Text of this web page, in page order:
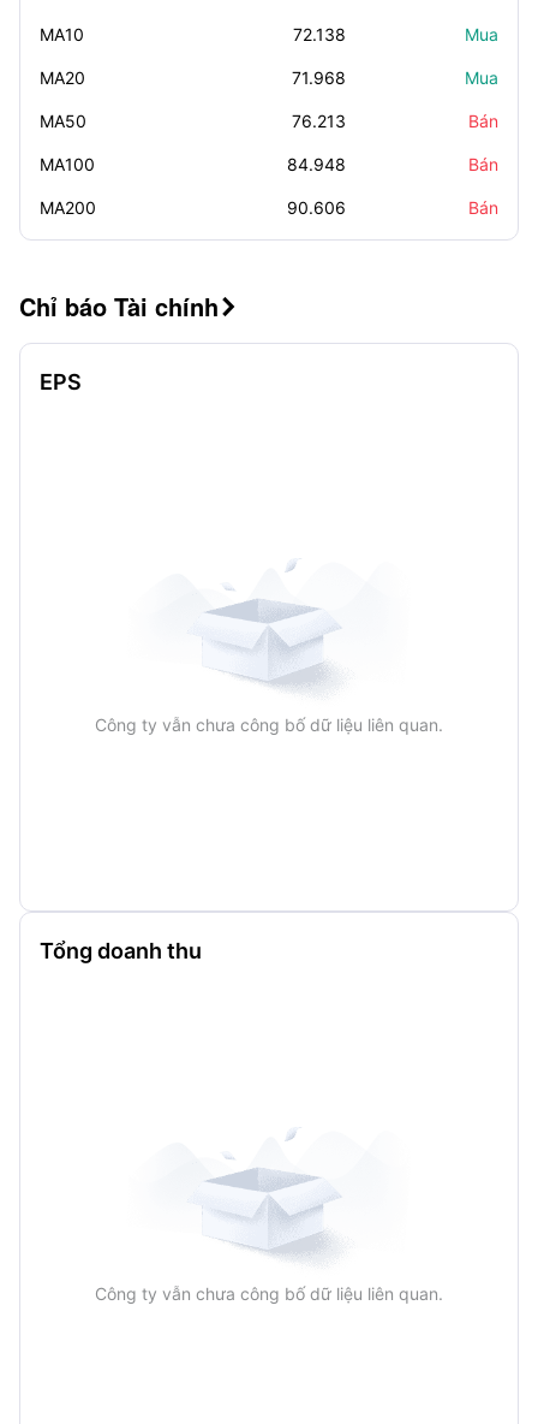
MA10 72.138 Mua
MA20 71.968 Mua
MA50 76.213 Bán
MA100 84.948 Bán
MA200 90.606 Bán
Chỉ báo Tài chính 
EPS
Công ty vẫn chưa công bố dữ liệu liên quan.
Tổng doanh thu
Công ty vẫn chưa công bố dữ liệu liên quan.